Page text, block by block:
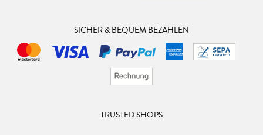
SICHER & BEQUEM BEZAHLEN
TRUSTED SHOPS